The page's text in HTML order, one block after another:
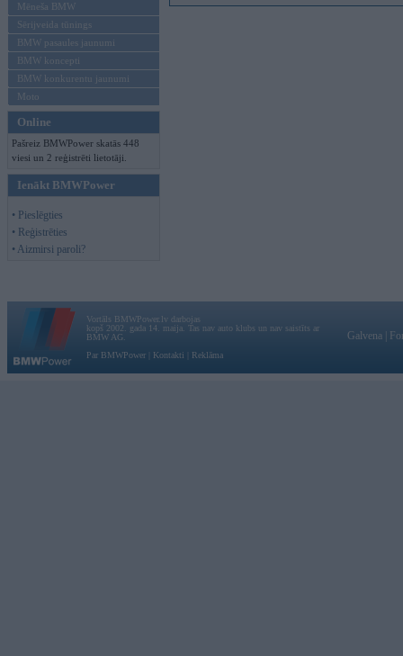
Mēneša BMW
Sērijveida tūnings
BMW pasaules jaunumi
BMW koncepti
BMW konkurentu jaunumi
Moto
Online
Pašreiz BMWPower skatās 448
viesi un 2 reģistrēti lietotāji.
Ienākt BMWPower
• Pieslēgties
• Reģistrēties
• Aizmirsi paroli?
Vortāls BMWPower.lv darbojas
kopš 2002. gada 14. maija. Tas nav auto klubs un nav saistīts ar
BMW AG.
Par BMWPower
Kontakti Reklāma
Galvena